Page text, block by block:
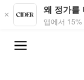
Skip to main content
왜 정가를
앱에서